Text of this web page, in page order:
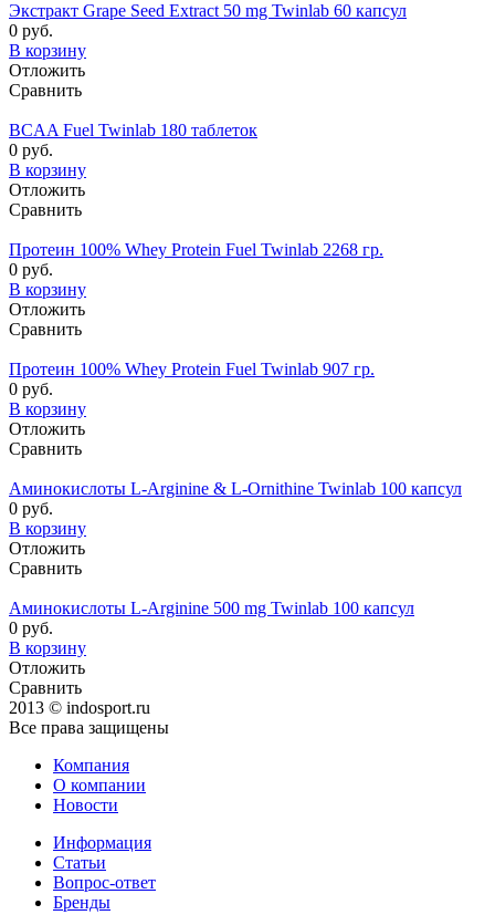
Экстракт Grape Seed Extract 50 mg Twinlab 60 капсул
0 руб.
В корзину
Отложить
Сравнить
BCAA Fuel Twinlab 180 таблеток
0 руб.
В корзину
Отложить
Сравнить
Протеин 100% Whey Protein Fuel Twinlab 2268 гр.
0 руб.
В корзину
Отложить
Сравнить
Протеин 100% Whey Protein Fuel Twinlab 907 гр.
0 руб.
В корзину
Отложить
Сравнить
Аминокислоты L-Arginine & L-Ornithine Twinlab 100 капсул
0 руб.
В корзину
Отложить
Сравнить
Аминокислоты L-Arginine 500 mg Twinlab 100 капсул
0 руб.
В корзину
Отложить
Сравнить
2013 © indosport.ru
Все права защищены
Компания
О компании
Новости
Информация
Статьи
Вопрос-ответ
Бренды